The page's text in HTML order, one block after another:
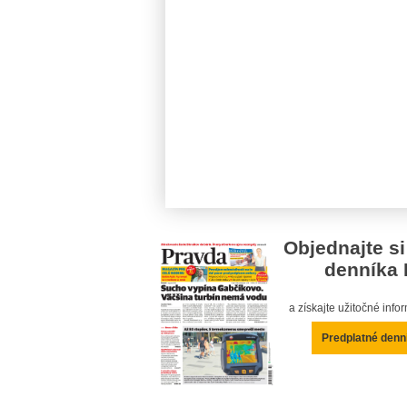
Objednajte
denníka
a získajte užitočné
Predplatné